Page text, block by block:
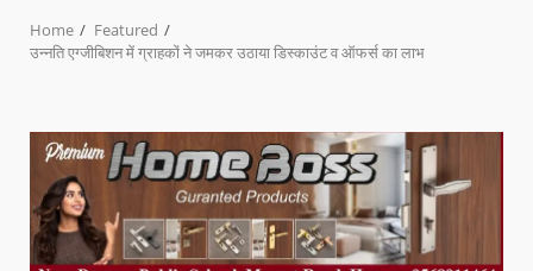
Home
Featured
उन्नति एग्जीबिशन में ग्राहकों ने जमकर उठाया डिस्काउंट व ऑफर्स का लाभ